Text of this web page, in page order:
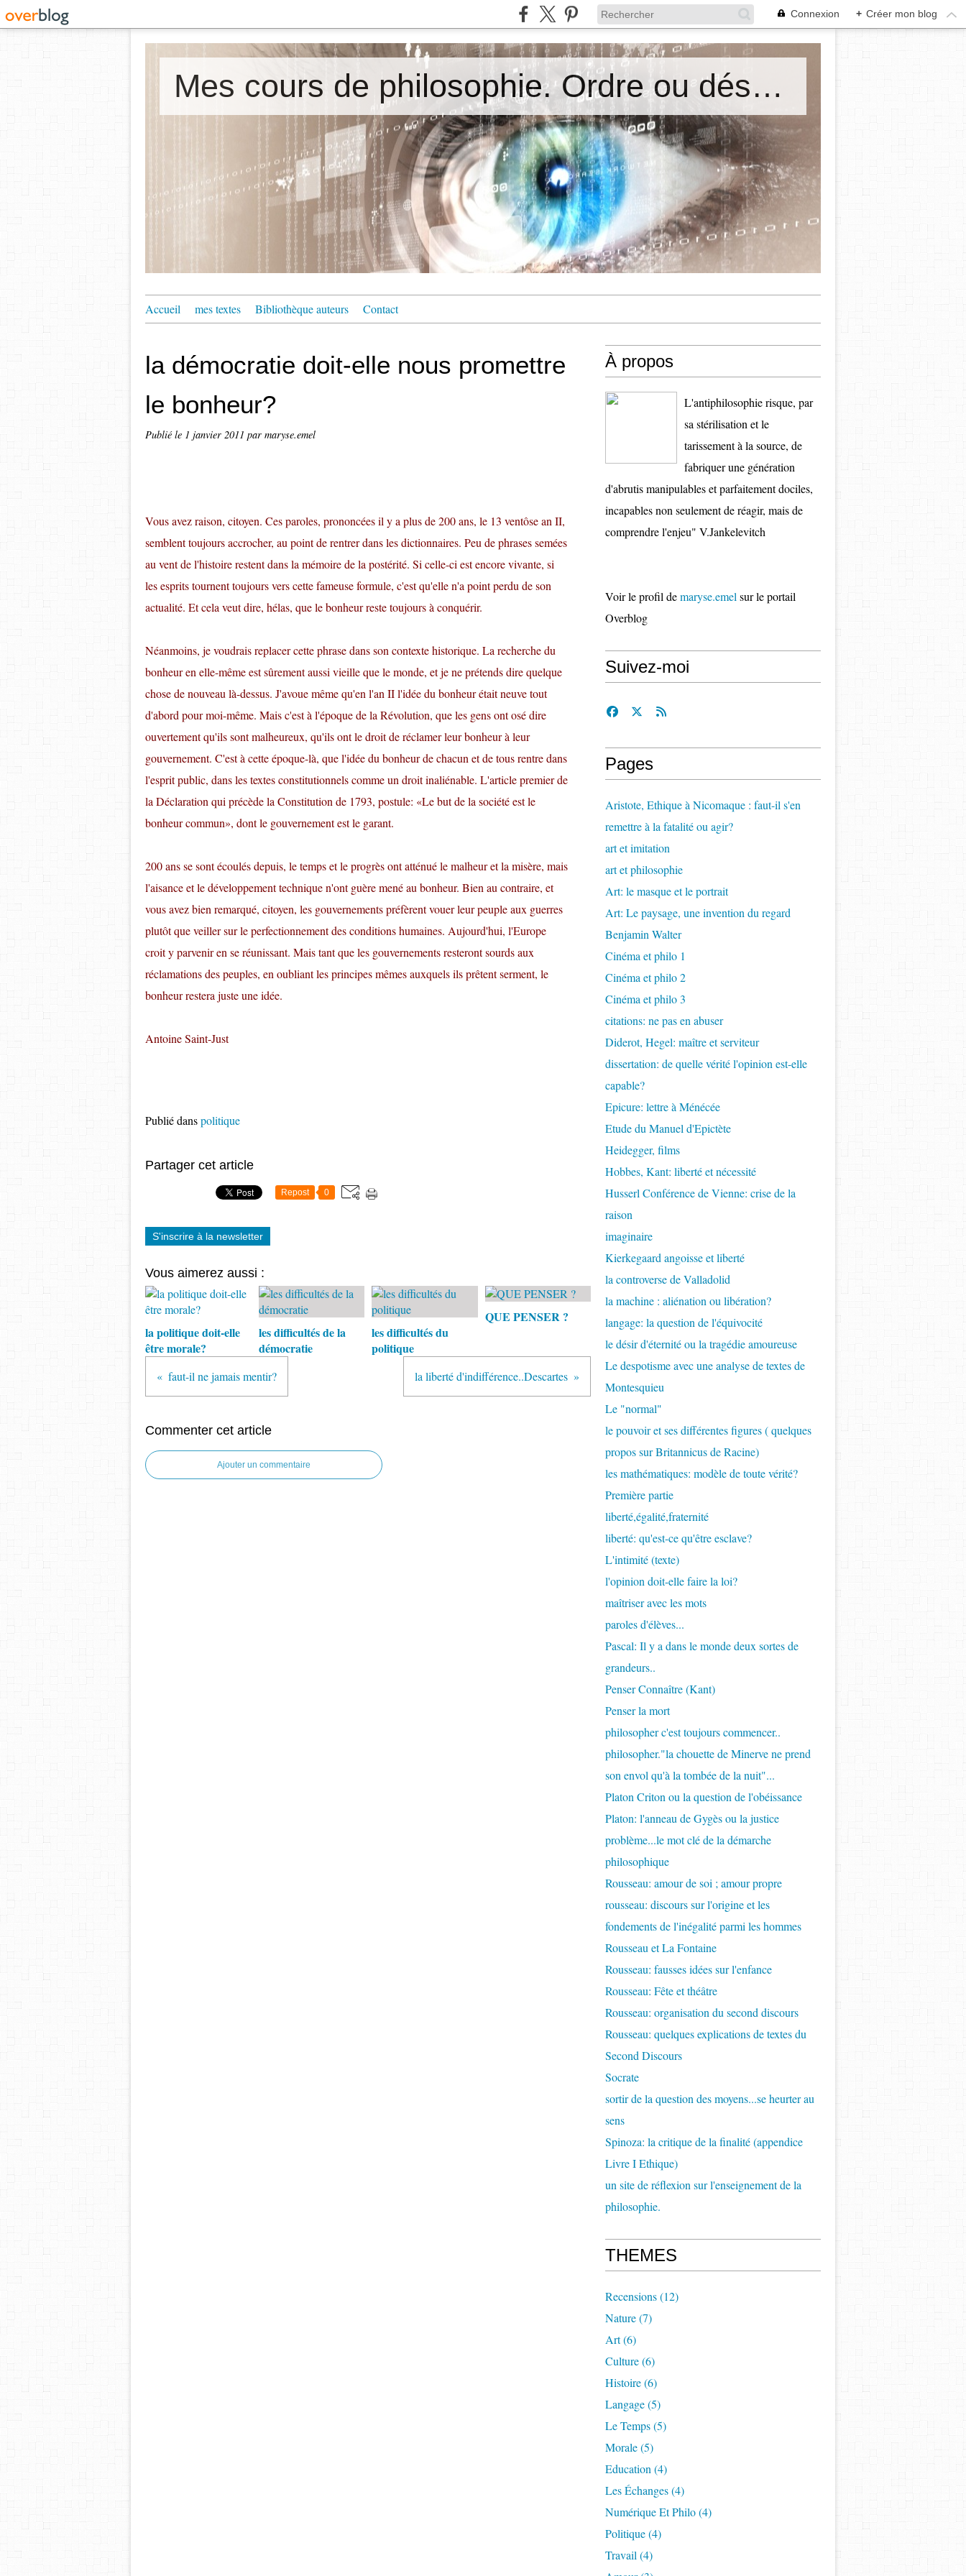
Connexion + Créer mon blog
Mes cours de philosophie. Ordre ou désordre? Maryse Emel
Accueil mes textes Bibliothèque auteurs Contact
la démocratie doit-elle nous promettre
le bonheur?
Publié le 1 janvier 2011 par maryse.emel
Vous avez raison, citoyen. Ces paroles, prononcées il y a plus de 200 ans, le 13 ventôse an II,
semblent toujours accrocher, au point de rentrer dans les dictionnaires. Peu de phrases semées
au vent de l'histoire restent dans la mémoire de la postérité. Si celle-ci est encore vivante, si
les esprits tournent toujours vers cette fameuse formule, c'est qu'elle n'a point perdu de son
actualité. Et cela veut dire, hélas, que le bonheur reste toujours à conquérir.
Néanmoins, je voudrais replacer cette phrase dans son contexte historique. La recherche du
bonheur en elle-même est sûrement aussi vieille que le monde, et je ne prétends dire quelque
chose de nouveau là-dessus. J'avoue même qu'en l'an II l'idée du bonheur était neuve tout
d'abord pour moi-même. Mais c'est à l'époque de la Révolution, que les gens ont osé dire
ouvertement qu'ils sont malheureux, qu'ils ont le droit de réclamer leur bonheur à leur
gouvernement. C'est à cette époque-là, que l'idée du bonheur de chacun et de tous rentre dans
l'esprit public, dans les textes constitutionnels comme un droit inaliénable. L'article premier de
la Déclaration qui précède la Constitution de 1793, postule: «Le but de la société est le
bonheur commun», dont le gouvernement est le garant.
200 ans se sont écoulés depuis, le temps et le progrès ont atténué le malheur et la misère, mais
l'aisance et le développement technique n'ont guère mené au bonheur. Bien au contraire, et
vous avez bien remarqué, citoyen, les gouvernements préfèrent vouer leur peuple aux guerres
plutôt que veiller sur le perfectionnement des conditions humaines. Aujourd'hui, l'Europe
croit y parvenir en se réunissant. Mais tant que les gouvernements resteront sourds aux
réclamations des peuples, en oubliant les principes mêmes auxquels ils prêtent serment, le
bonheur restera juste une idée.
Antoine Saint-Just
Publié danspolitique
Partager cet article
Repost 0
S'inscrire à la newsletter
Vous aimerez aussi :
la politique doit-elle
être morale?
les difficultés de la
démocratie
les difficultés du
politique
QUE PENSER ?
faut-il ne jamais mentir? la liberté d'indifférence..Descartes
Commenter cet article
Ajouter un commentaire
À propos
L'antiphilosophie risque, par
sa stérilisation et le
tarissement à la source, de
fabriquer une génération
d'abrutis manipulables et parfaitement dociles,
incapables non seulement de réagir, mais de
comprendre l'enjeu" V.Jankelevitch
Voir le profil demaryse.emel sur le portail
Overblog
Suivez-moi
Pages
Aristote, Ethique à Nicomaque : faut-il s'en
remettre à la fatalité ou agir?
art et imitation
art et philosophie
Art: le masque et le portrait
Art: Le paysage, une invention du regard
Benjamin Walter
Cinéma et philo 1
Cinéma et philo 2
Cinéma et philo 3
citations: ne pas en abuser
Diderot, Hegel: maître et serviteur
dissertation: de quelle vérité l'opinion est-elle
capable?
Epicure: lettre à Ménécée
Etude du Manuel d'Epictète
Heidegger, films
Hobbes, Kant: liberté et nécessité
Husserl Conférence de Vienne: crise de la
raison
imaginaire
Kierkegaard angoisse et liberté
la controverse de Valladolid
la machine : aliénation ou libération?
langage: la question de l'équivocité
le désir d'éternité ou la tragédie amoureuse
Le despotisme avec une analyse de textes de
Montesquieu
Le "normal"
le pouvoir et ses différentes figures ( quelques
propos sur Britannicus de Racine)
les mathématiques: modèle de toute vérité?
Première partie
liberté,égalité,fraternité
liberté: qu'est-ce qu'être esclave?
L'intimité (texte)
l'opinion doit-elle faire la loi?
maîtriser avec les mots
paroles d'élèves...
Pascal: Il y a dans le monde deux sortes de
grandeurs..
Penser Connaître (Kant)
Penser la mort
philosopher c'est toujours commencer..
philosopher."la chouette de Minerve ne prend
son envol qu'à la tombée de la nuit"...
Platon Criton ou la question de l'obéissance
Platon: l'anneau de Gygès ou la justice
problème...le mot clé de la démarche
philosophique
Rousseau: amour de soi ; amour propre
rousseau: discours sur l'origine et les
fondements de l'inégalité parmi les hommes
Rousseau et La Fontaine
Rousseau: fausses idées sur l'enfance
Rousseau: Fête et théâtre
Rousseau: organisation du second discours
Rousseau: quelques explications de textes du
Second Discours
Socrate
sortir de la question des moyens...se heurter au
sens
Spinoza: la critique de la finalité (appendice
Livre I Ethique)
un site de réflexion sur l'enseignement de la
philosophie.
THEMES
Recensions(12)
Nature(7)
Art(6)
Culture(6)
Histoire(6)
Langage(5)
Le Temps(5)
Morale(5)
Education (4)
Les Échanges(4)
Numérique Et Philo(4)
Politique(4)
Travail (4)